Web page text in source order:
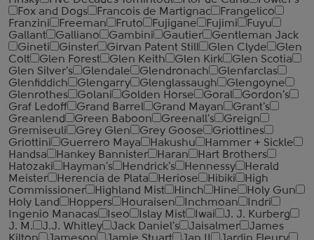
Fox and Dogs
Francois de Martignac
Frangelico
Franzini
Freeman Fruto Fujigane Fujimi
Fuyu
Gallant
Galliano Gambini Gautier
Gentleman Jack
Gineti
Ginster Girvan Patent Still Glen Clyde
Glen
Colt
Glen Forest Glen Keith Glen Kirk
Glen Scotia
Glen Silver's
Glendale Glendronach
Glenfarclas
Glenfiddich
Glengarry Glenglassaugh
Glengoyne
Glenrothes
Golani Golden Horse Goral
Gordon's
Graf Ledoff
Grand Barrel Grand Mayan
Grant's
Greanlend
Green Baboon Greenall's
Greign
Gremiseuli
Grey Glen Grey Goose
Griottines
Griottini
Guerrero Maya Hakushu
Hammer + Sickle
Handsa
Hankey Bannister Haran
Hart Brothers
Hatozaki
Hayman's Hendrick's Hennessy
Herald
Meister
Herencia de Plata Heriose Hibiki
High
Commissioner
Highland Mist Hinch Hine
Holy Gun
Holy Land
Hoppers Houraisen Inchmoan
Indri
Ingenio Manacas
Iseo Islay Mist Iwai
J. J. Kurberg
J. M.
J.J. Whitley Jack Daniel's Jaisalmer
James